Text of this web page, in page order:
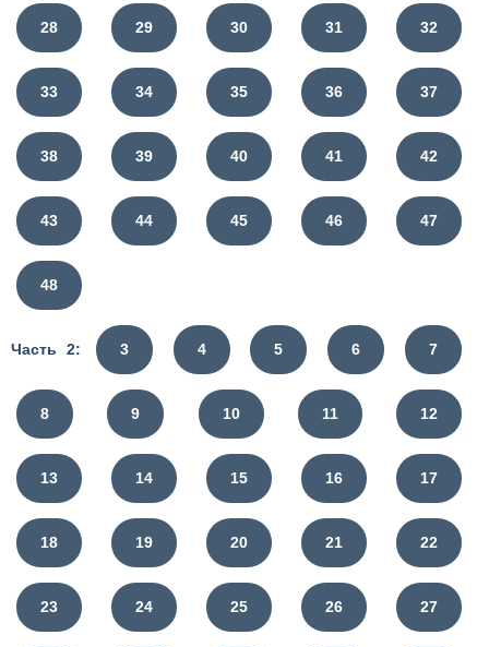
28 29 30 31 32
33 34 35 36 37
38 39 40 41 42
43 44 45 46 47
48
Часть 2: 3 4 5 6 7
8 9 10 11 12
13 14 15 16 17
18 19 20 21 22
23 24 25 26 27